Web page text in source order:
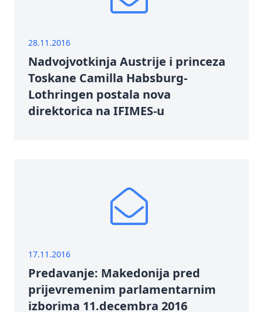
28.11.2016
Nadvojvotkinja Austrije i princeza
Toskane Camilla Habsburg-
Lothringen postala nova
direktorica na IFIMES-u
17.11.2016
Predavanje: Makedonija pred
prijevremenim parlamentarnim
izborima 11.decembra 2016